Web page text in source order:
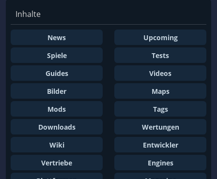
Inhalte
News
Upcoming
Spiele
Tests
Guides
Videos
Bilder
Maps
Mods
Tags
Downloads
Wertungen
Wiki
Entwickler
Vertriebe
Engines